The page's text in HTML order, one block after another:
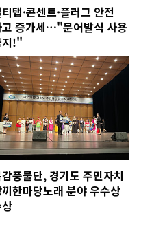
탭·콘센트·플러그 안전
고 증가세…"문어발식 사용
지!"
풍물단, 경기도 주민자치
한마당노래 분야 우수상